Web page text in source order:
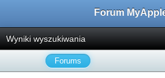
Forum
Wyniki wyszukiwania
Forums